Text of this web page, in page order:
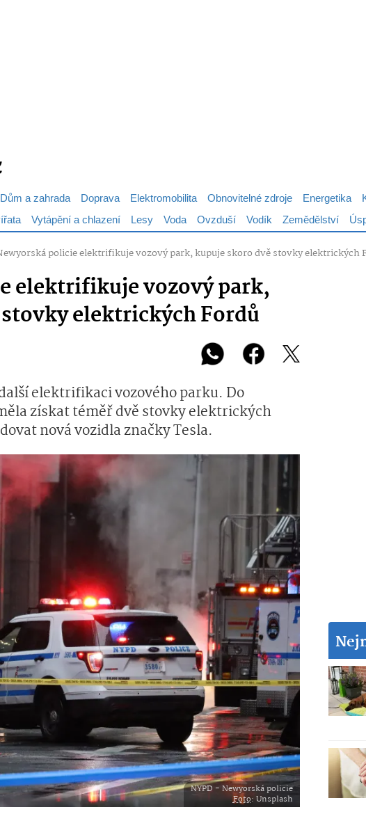
Dům a zahrada Doprava Elektromobilita Obnovitelné zdroje Energetika
Vytápění a chlazení Lesy Voda Ovzduší Vodík Zemědělství
policie elektrifikuje vozový park, kupuje skoro dvě stovky elektrických
elektrifikuje vozový park,
elektrických Fordů
elektrifikaci vozového parku. Do
získat téměř dvě stovky elektrických
nová vozidla značky Tesla.
NYPD - Newyorská policie
Foto: Unsplash